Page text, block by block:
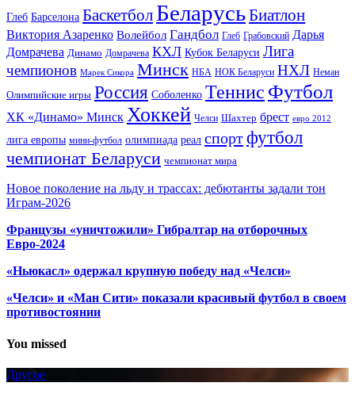
Глеб Барселона Баскетбол БеларусьБиатлон
Виктория Азаренко Волейбол Гандбол Глеб Грабовский Дарья
Домрачева Динамо Домрачева КХЛ Кубок Беларуси Лига
чемпионов Марек Сикора Минск НБА НОК Беларуси НХЛ Неман
Олимпийские игры Россия Соболенко Теннис Футбол
ХК «Динамо» Минск Хоккей Челси Шахтер брест евро 2012
лига европы мини-футбол олимпиада реал спортфутбол
чемпионат Беларуси чемпионат мира
Новое поколение на льду и трассах: дебютанты задали тон
Играм-2026
Французы «уничтожили» Гибралтар на отборочных
Евро-2024
«Ньюкасл» одержал крупную победу над «Челси»
«Челси» и «Ман Сити» показали красивый футбол в своем
противостоянии
You missed
Другое